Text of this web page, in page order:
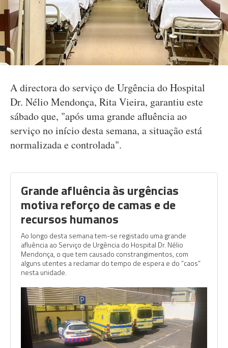
A directora do serviço de Urgência do Hospital
Dr. Nélio Mendonça, Rita Vieira, garantiu este
sábado que, "após uma grande afluência ao
serviço no início desta semana, a situação está
normalizada e controlada".
Grande afluência às urgências
motiva reforço de camas e de
recursos humanos
Ao longo desta semana tem-se registado uma grande
afluência ao Serviço de Urgência do Hospital Dr. Nélio
Mendonça, o que tem causado constrangimentos, com
alguns utentes a reclamar do tempo de espera e do “caos”
nesta unidade.